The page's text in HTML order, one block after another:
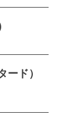
ード）